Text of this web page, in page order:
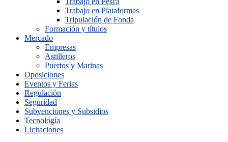
Trabajo en Plataformas
Tripulación de Fonda
Formación y títulos
Mercado
Empresas
Astilleros
Puertos y Marinas
Oposiciones
Eventos y Ferias
Regulación
Seguridad
Subvenciones y Subsidios
Tecnología
Licitaciones